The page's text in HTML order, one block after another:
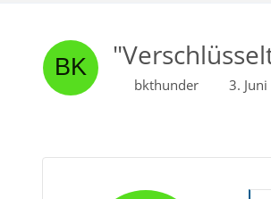
bkthunder 3.